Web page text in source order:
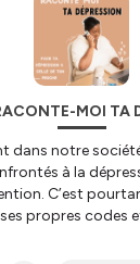
MOI TA
dans notre
à la
C’est
propres codes